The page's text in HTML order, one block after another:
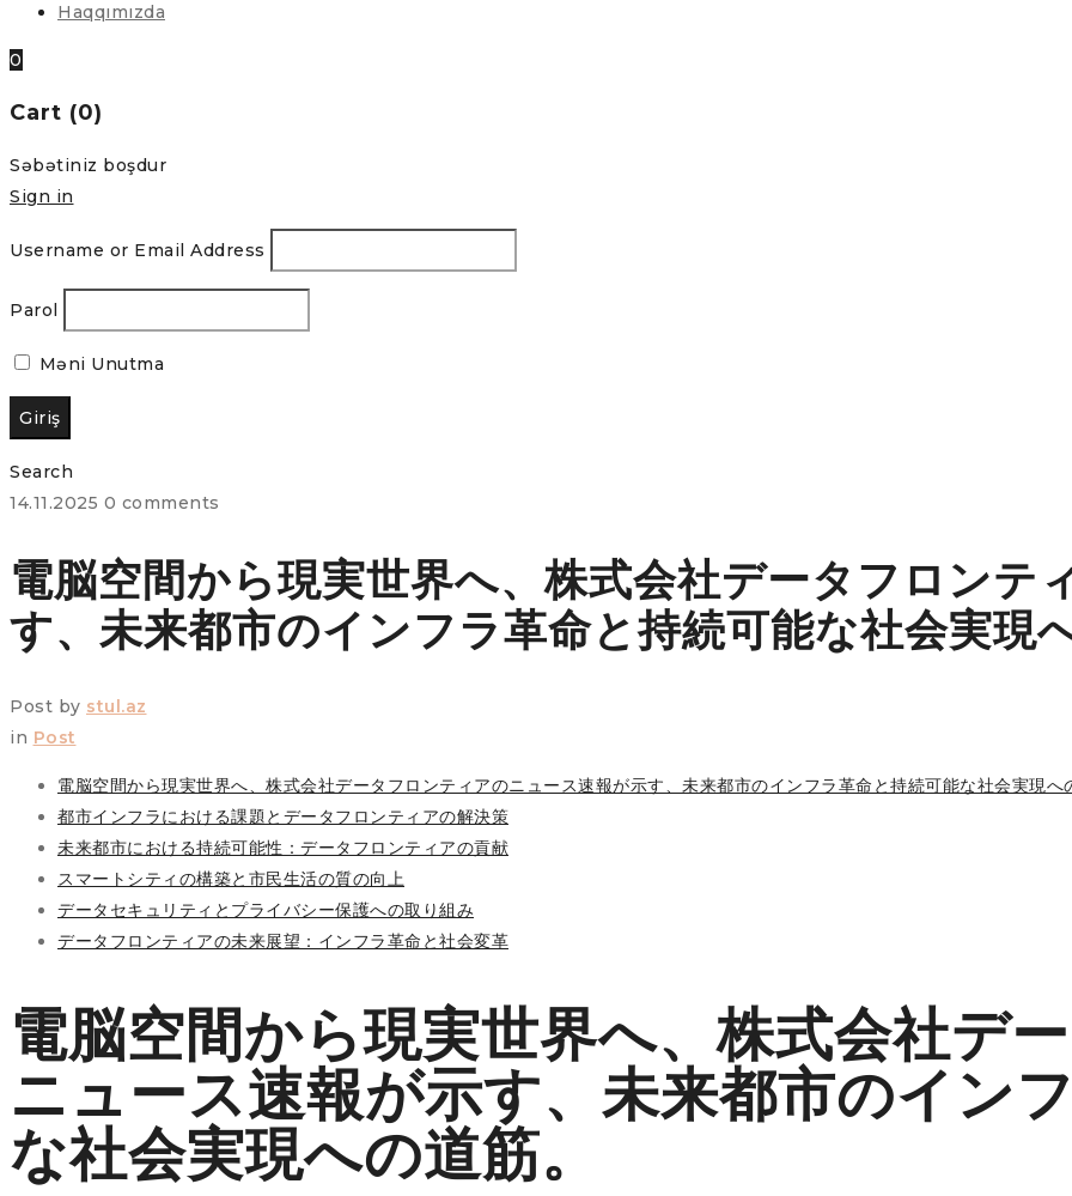
Haqqımızda
0
Cart (0)
Səbətiniz boşdur
Sign in
Username or Email Address
Parol
Məni Unutma
Search
14.11.2025 0 comments
電脳空間から現実世界へ、株式会社データフロンテ
す、未来都市のインフラ革命と持続可能な社会実現
Post by stul.az
in Post
電脳空間から現実世界へ、株式会社データフロンティアのニュース速報が示す、未来都市のインフラ革命と持続可能な社会実現へ
都市インフラにおける課題とデータフロンティアの解決策
未来都市における持続可能性：データフロンティアの貢献
スマートシティの構築と市民生活の質の向上
データセキュリティとプライバシー保護への取り組み
データフロンティアの未来展望：インフラ革命と社会変革
電脳空間から現実世界へ、株式会社デ
ニュース速報が示す、未来都市のイン
な社会実現への道筋。